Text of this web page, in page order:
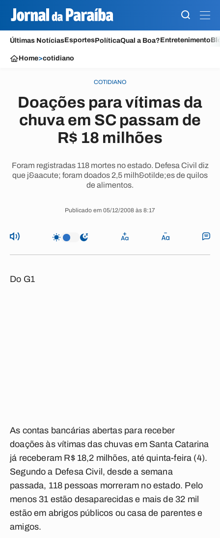
Últimas NotíciasEsportesPolíticaQual a Boa?Entretenimento
Home>cotidiano
COTIDIANO
Doações para vítimas da
chuva em SC passam de
R$ 18 milhões
Foram registradas 118 mortes no estado. Defesa Civil diz
que j&aacute; foram doados 2,5 milh&otilde;es de quilos
de alimentos.
Publicado em 05/12/2008 às 8:17
Do G1
As contas bancárias abertas para receber
doações às vítimas das chuvas em Santa Catarina
já receberam R$ 18,2 milhões, até quinta-feira (4).
Segundo a Defesa Civil, desde a semana
passada, 118 pessoas morreram no estado. Pelo
menos 31 estão desaparecidas e mais de 32 mil
estão em abrigos públicos ou casa de parentes e
amigos.